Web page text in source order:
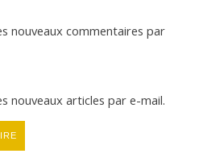
nouveaux commentaires par
nouveaux articles par e-mail.